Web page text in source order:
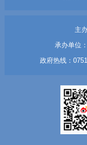
主
承办单位
政府热线：